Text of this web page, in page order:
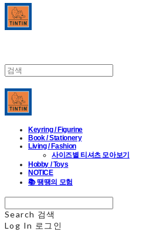
Keyring / Figurine
Book / Stationery
Living / Fashion
사이즈별 티셔츠 모아보기
Hobby / Toys
NOTICE
📚 땡땡의 모험
Search 검색
Log In 로그인